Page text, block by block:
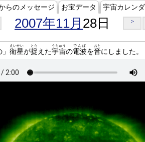
らのメッセージ お宝データ 宇宙カレン
2007年11月 28日 >
衛星
えいせい
が捉
とら
えた宇宙
うちゅう
の電波
でんぱ
を音
おと
にしました。